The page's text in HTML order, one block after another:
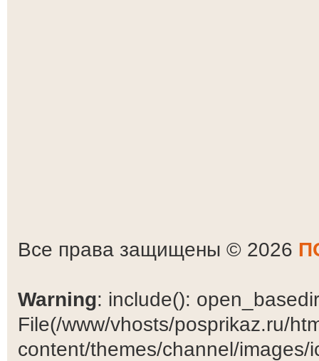
Все права защищены © 2026
Warning: include():
File(/www/vhosts/posprikaz.ru/
content/themes/channel/